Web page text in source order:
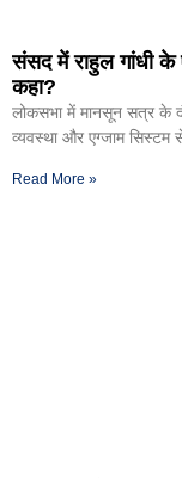
संसद में राहुल गांधी
कहा?
लोकसभा में मानसून सत्र के
व्यवस्था और एग्जाम सिस्टम
Read More »